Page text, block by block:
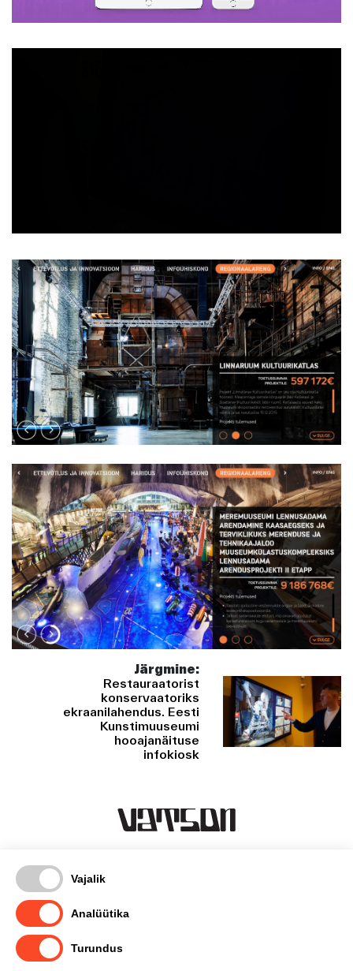
Järgmine:
Restauraatorist
konservaatoriks
ekraanilahendus. Eesti
Kunstimuuseumi
hooajanäituse
infokiosk
Vajalik
Analüütika
Turundus